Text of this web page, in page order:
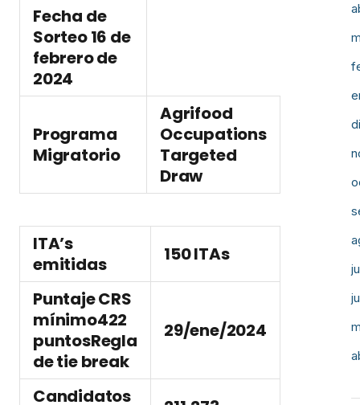
Fecha de
Sorteo16 de
febrero de
2024
Programa
Migratorio
Agrifood
Occupations
Targeted
Draw
ITA’s
emitidas
150 ITAs
Puntaje CRS
mínimo422
puntosRegla
de tie break
29/ene/2024
Candidatos